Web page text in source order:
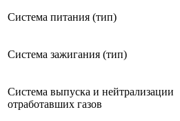
Система питания (тип)
Система зажигания (тип)
Система выпуска и нейтрализации
отработавших газов